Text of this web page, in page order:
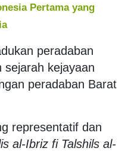
Pertama yang
peradaban
sejarah kejayaan
peradaban Barat
representatif dan
al-Ibriz fi Talshils al-